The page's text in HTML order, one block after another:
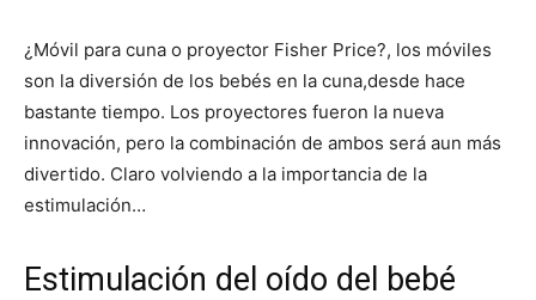
¿Móvil para cuna o proyector Fisher Price?, los móviles
son la diversión de los bebés en la cuna,desde hace
bastante tiempo. Los proyectores fueron la nueva
innovación, pero la combinación de ambos será aun más
divertido. Claro volviendo a la importancia de la
estimulación…
Estimulación del oído del bebé